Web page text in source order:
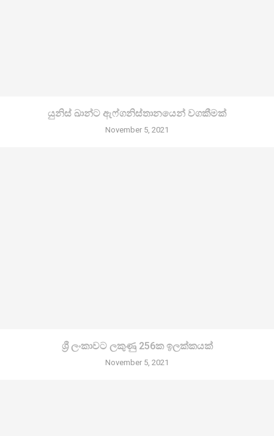
යුනිස් ඛාන්ට ඇෆ්ගනිස්තානයෙන් වගකීමක්
November 5, 2021
ශ්‍රී ලංකාවට ලකුණු 256ක ඉලක්කයක්
November 5, 2021